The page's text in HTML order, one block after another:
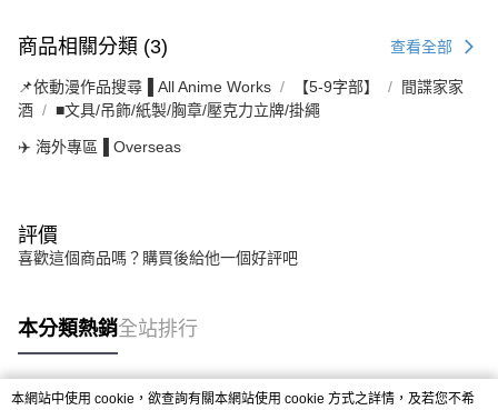
商品相關分類 (3) 查看全部
📌依動漫作品搜尋▐ All Anime Works 【5-9字部】
間諜家家
酒
■文具/吊飾/紙製/胸章/壓克力立牌/掛繩
✈️ 海外專區▐ Overseas
評價
喜歡這個商品嗎？購買後給他一個好評吧
本分類熱銷全站排行
本網站中使用 cookie，欲查詢有關本網站使用 cookie 方式之詳情，及若您不希